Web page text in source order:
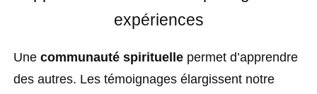
expériences
Une communauté spirituelle permet d’apprendre
des autres. Les témoignages élargissent notre